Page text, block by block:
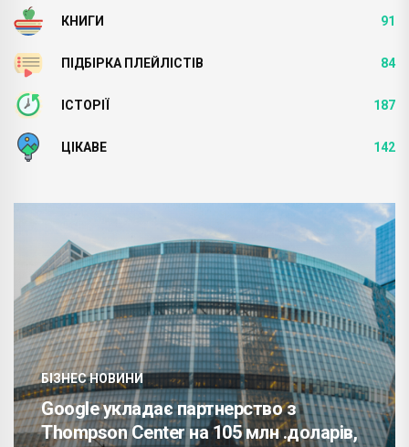
КНИГИ 91
ПІДБІРКА ПЛЕЙЛІСТІВ 84
ІСТОРІЇ 187
ЦІКАВЕ 142
БІЗНЕС НОВИНИ
Google укладає партнерство з
Thompson Center на 105 млн .доларів,